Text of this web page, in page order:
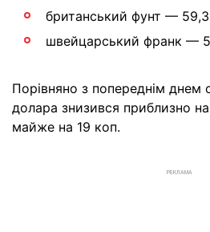
британський фунт —
швейцарський франк —
Порівняно з попереднім днем
долара знизився приблизно
майже на 19 коп.
РЕКЛАМА